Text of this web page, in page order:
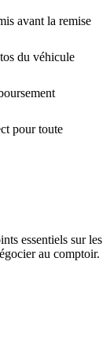
avant la remise
du véhicule
pour toute
essentiels sur les
au comptoir.